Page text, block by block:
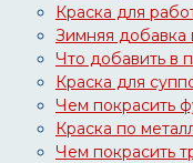
Краска для
Зимняя добавка
Что добавить в
Краска для
Чем покрасить
Краска по
Чем покрасить